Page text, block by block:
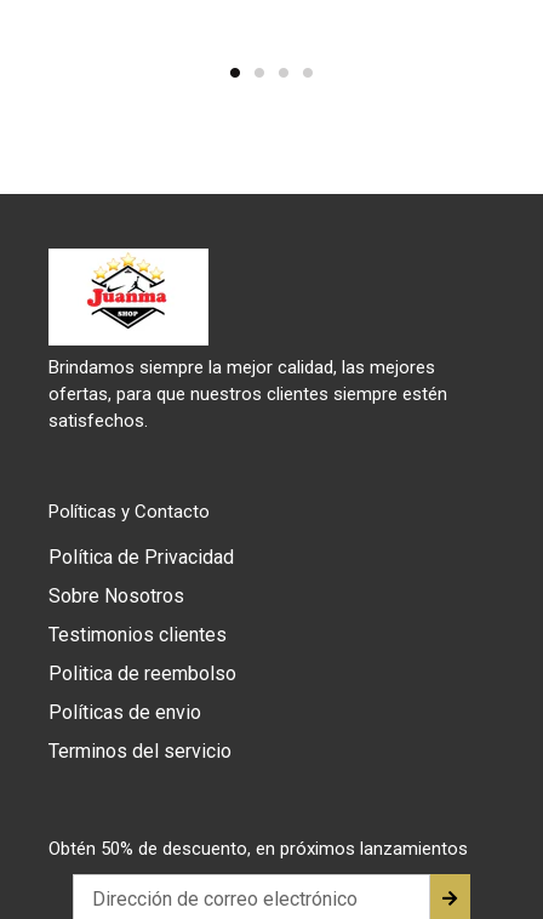
Brindamos siempre la mejor calidad, las mejores
ofertas, para que nuestros clientes siempre estén
satisfechos.
Políticas y Contacto
Política de Privacidad
Sobre Nosotros
Testimonios clientes
Politica de reembolso
Políticas de envio
Terminos del servicio
Obtén 50% de descuento, en próximos lanzamientos